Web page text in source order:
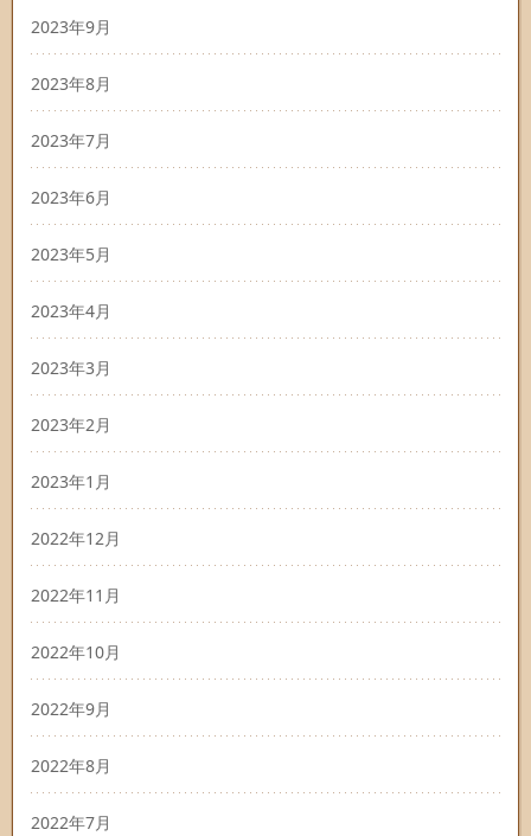
2023年9月
2023年8月
2023年7月
2023年6月
2023年5月
2023年4月
2023年3月
2023年2月
2023年1月
2022年12月
2022年11月
2022年10月
2022年9月
2022年8月
2022年7月